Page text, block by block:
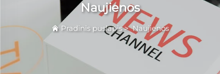
Naujienos
Pradinis puslapis>Naujienos